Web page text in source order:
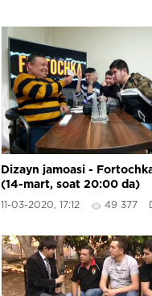
Dizayn jamoasi -
(14-mart, soat 20:00 da)
Dizayn jamoasi kanalida
11-03-2020, 17:12 49 377